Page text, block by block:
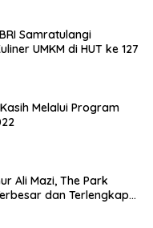
Samratulangi
UMKM di HUT ke 127
Melalui Program
Ali Mazi, The Park
dan Terlengkap